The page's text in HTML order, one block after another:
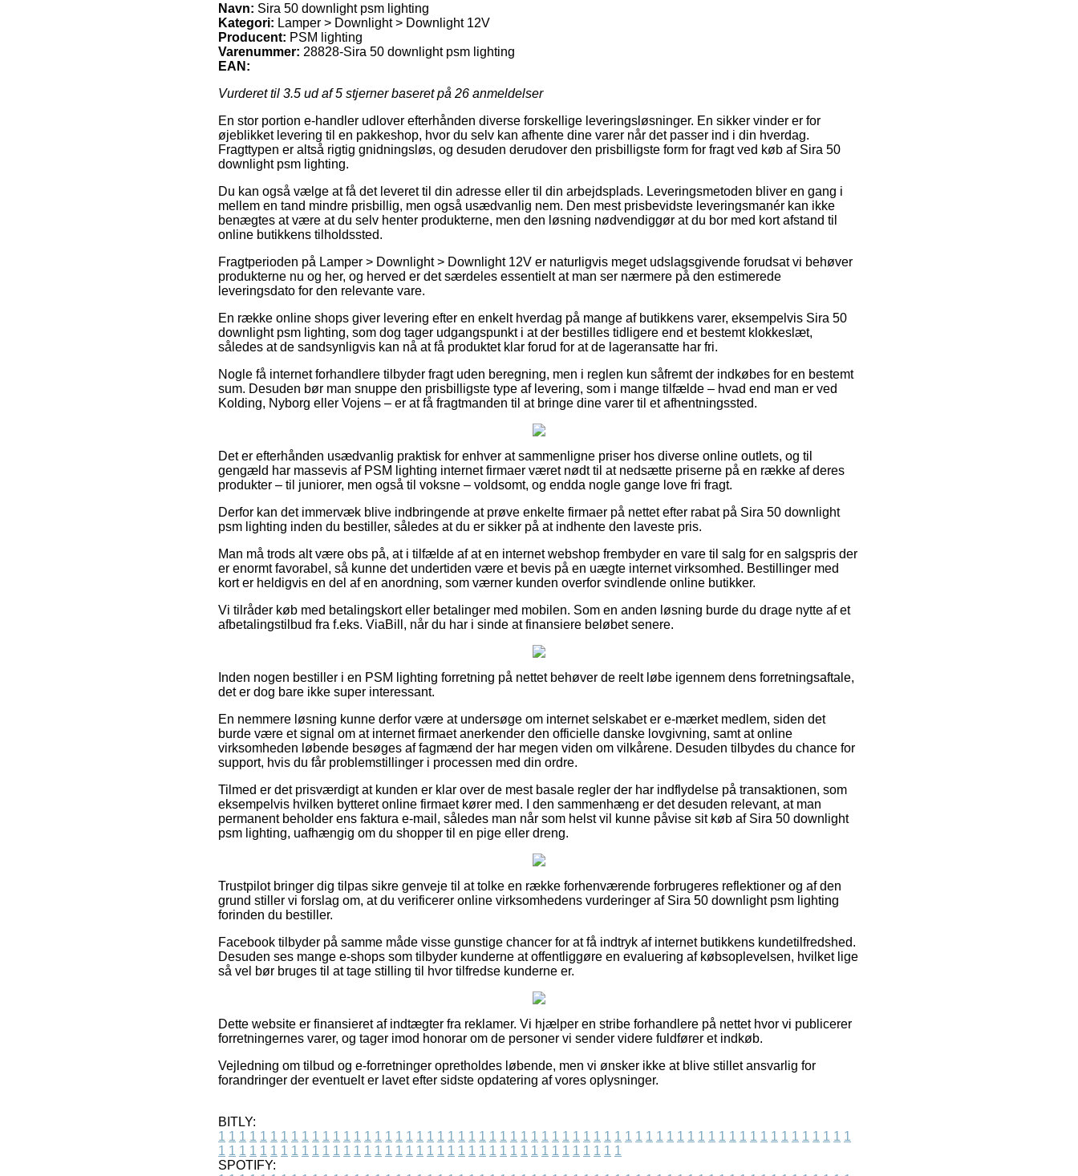
Navn: Sira 50 downlight psm lighting
Kategori: Lamper > Downlight > Downlight 12V
Producent: PSM lighting
Varenummer: 28828-Sira 50 downlight psm lighting
EAN:
Vurderet til 3.5 ud af 5 stjerner baseret på 26 anmeldelser
En stor portion e-handler udlover efterhånden diverse forskellige leveringsløsninger. En sikker vinder er for
øjeblikket levering til en pakkeshop, hvor du selv kan afhente dine varer når det passer ind i din hverdag.
Fragttypen er altså rigtig gnidningsløs, og desuden derudover den prisbilligste form for fragt ved køb af Sira 50
downlight psm lighting.
Du kan også vælge at få det leveret til din adresse eller til din arbejdsplads. Leveringsmetoden bliver en gang i
mellem en tand mindre prisbillig, men også usædvanlig nem. Den mest prisbevidste leveringsmanér kan ikke
benægtes at være at du selv henter produkterne, men den løsning nødvendiggør at du bor med kort afstand til
online butikkens tilholdssted.
Fragtperioden på Lamper > Downlight > Downlight 12V er naturligvis meget udslagsgivende forudsat vi behøver
produkterne nu og her, og herved er det særdeles essentielt at man ser nærmere på den estimerede
leveringsdato for den relevante vare.
En række online shops giver levering efter en enkelt hverdag på mange af butikkens varer, eksempelvis Sira 50
downlight psm lighting, som dog tager udgangspunkt i at der bestilles tidligere end et bestemt klokkeslæt,
således at de sandsynligvis kan nå at få produktet klar forud for at de lageransatte har fri.
Nogle få internet forhandlere tilbyder fragt uden beregning, men i reglen kun såfremt der indkøbes for en bestemt
sum. Desuden bør man snuppe den prisbilligste type af levering, som i mange tilfælde – hvad end man er ved
Kolding, Nyborg eller Vojens – er at få fragtmanden til at bringe dine varer til et afhentningssted.
Det er efterhånden usædvanlig praktisk for enhver at sammenligne priser hos diverse online outlets, og til
gengæld har massevis af PSM lighting internet firmaer været nødt til at nedsætte priserne på en række af deres
produkter – til juniorer, men også til voksne – voldsomt, og endda nogle gange love fri fragt.
Derfor kan det immervæk blive indbringende at prøve enkelte firmaer på nettet efter rabat på Sira 50 downlight
psm lighting inden du bestiller, således at du er sikker på at indhente den laveste pris.
Man må trods alt være obs på, at i tilfælde af at en internet webshop frembyder en vare til salg for en salgspris der
er enormt favorabel, så kunne det undertiden være et bevis på en uægte internet virksomhed. Bestillinger med
kort er heldigvis en del af en anordning, som værner kunden overfor svindlende online butikker.
Vi tilråder køb med betalingskort eller betalinger med mobilen. Som en anden løsning burde du drage nytte af et
afbetalingstilbud fra f.eks. ViaBill, når du har i sinde at finansiere beløbet senere.
Inden nogen bestiller i en PSM lighting forretning på nettet behøver de reelt løbe igennem dens forretningsaftale,
det er dog bare ikke super interessant.
En nemmere løsning kunne derfor være at undersøge om internet selskabet er e-mærket medlem, siden det
burde være et signal om at internet firmaet anerkender den officielle danske lovgivning, samt at online
virksomheden løbende besøges af fagmænd der har megen viden om vilkårene. Desuden tilbydes du chance for
support, hvis du får problemstillinger i processen med din ordre.
Tilmed er det prisværdigt at kunden er klar over de mest basale regler der har indflydelse på transaktionen, som
eksempelvis hvilken bytteret online firmaet kører med. I den sammenhæng er det desuden relevant, at man
permanent beholder ens faktura e-mail, således man når som helst vil kunne påvise sit køb af Sira 50 downlight
psm lighting, uafhængig om du shopper til en pige eller dreng.
Trustpilot bringer dig tilpas sikre genveje til at tolke en række forhenværende forbrugeres reflektioner og af den
grund stiller vi forslag om, at du verificerer online virksomhedens vurderinger af Sira 50 downlight psm lighting
forinden du bestiller.
Facebook tilbyder på samme måde visse gunstige chancer for at få indtryk af internet butikkens kundetilfredshed.
Desuden ses mange e-shops som tilbyder kunderne at offentliggøre en evaluering af købsoplevelsen, hvilket lige
så vel bør bruges til at tage stilling til hvor tilfredse kunderne er.
Dette website er finansieret af indtægter fra reklamer. Vi hjælper en stribe forhandlere på nettet hvor vi publicerer
forretningernes varer, og tager imod honorar om de personer vi sender videre fuldfører et indkøb.
Vejledning om tilbud og e-forretninger opretholdes løbende, men vi ønsker ikke at blive stillet ansvarlig for
forandringer der eventuelt er lavet efter sidste opdatering af vores oplysninger.
BITLY:
1 1 1 1 1 1 1 1 1 1 1 1 1 1 1 1 1 1 1 1 1 1 1 1 1 1 1 1 1 1 1 1 1 1 1 1 1 1 1 1 1 1 1 1 1 1 1 1 1 1 1 1 1 1 1 1 1 1 1 1 1
1 1 1 1 1 1 1 1 1 1 1 1 1 1 1 1 1 1 1 1 1 1 1 1 1 1 1 1 1 1 1 1 1 1 1 1 1 1 1
SPOTIFY: